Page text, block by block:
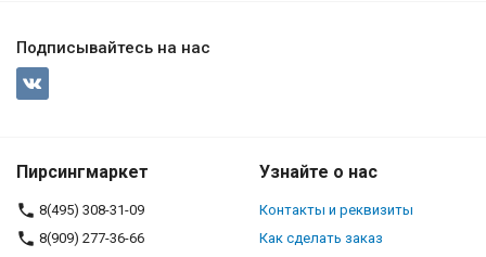
Подписывайтесь на нас
Пирсингмаркет
8(495) 308-31-09
8(909) 277-36-66
Узнайте о нас
Контакты и реквизиты
Как сделать заказ